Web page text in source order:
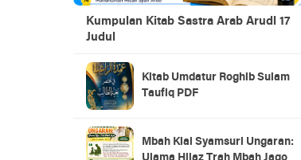
Kumpulan Kitab Sastra Arab Arudl 17
Judul
Kitab Umdatur Roghib Sulam
Taufiq PDF
Mbah Kiai Syamsuri Ungaran: